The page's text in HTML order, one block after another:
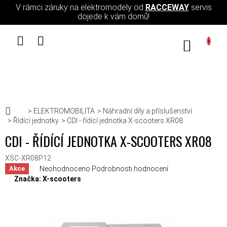
Přejít na obsah
V rámci záruky na elektromodely od RACCEWAYservis
dojede k vám domů!
Domů
ELEKTROMOBILITA
Náhradní díly a příslušenství
Řídící jednotky
CDI - řídící jednotka X-scooters XR08
CDI - ŘÍDÍCÍ JEDNOTKA X-SCOOTERS XR08
XSC-XR08P12
Akce Průměrné hodnocení produktu je 0,0 z 5 hvězdiček.
Neohodnoceno Podrobnosti hodnocení
Značka: X-scooters